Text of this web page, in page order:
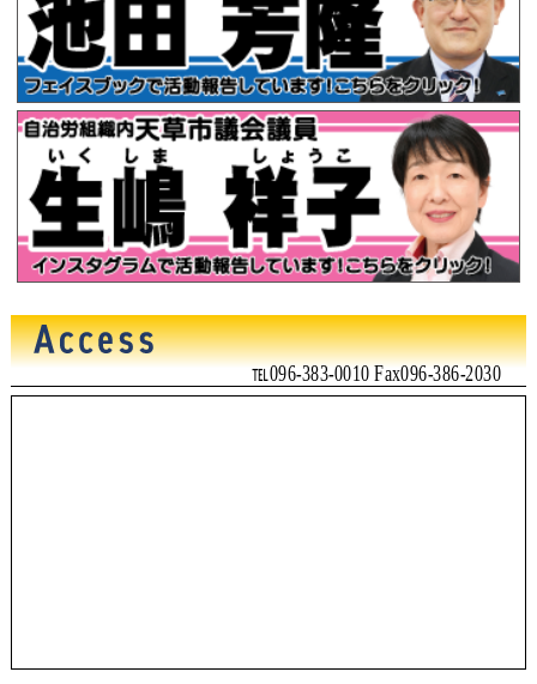
℡096-383-0010 Fax096-386-2030